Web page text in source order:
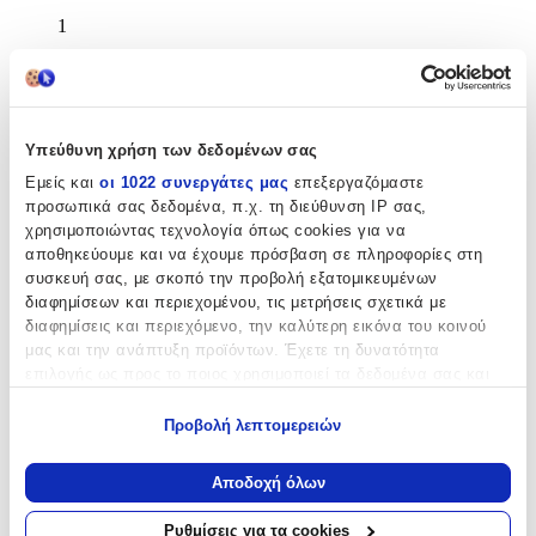
Υπεύθυνη χρήση των δεδομένων σας
Εμείς και οι 1022 συνεργάτες μας επεξεργαζόμαστε
προσωπικά σας δεδομένα, π.χ. τη διεύθυνση IP σας,
χρησιμοποιώντας τεχνολογία όπως cookies για να
αποθηκεύουμε και να έχουμε πρόσβαση σε πληροφορίες στη
συσκευή σας, με σκοπό την προβολή εξατομικευμένων
διαφημίσεων και περιεχομένου, τις μετρήσεις σχετικά με
διαφημίσεις και περιεχόμενο, την καλύτερη εικόνα του κοινού
μας και την ανάπτυξη προϊόντων. Έχετε τη δυνατότητα
Να συλλέξουμε πληροφορίες σχετικά με τη γεωγραφική
σας τοποθεσία, οι οποίες μπορεί να είναι ακριβείς σε
απόσταση μερικών μέτρων
Προβολή λεπτομερειών
Αποδοχή όλων
Ρυθμίσεις για τα cookies
1
Αξιολογήσεις
προστεθούν, θα εμφανιστούν εδώ.
Πώς υπολογίζεται η βαθμολογία
Η τελική βαθμολογία βασίζεται αποκλειστικά σε κριτικές χρηστών
που έχουν πραγματοποιήσει αγορά μέσω SHOPFLIX ή έχουν
επιβεβαιώσει την αγορά τους.
Γράψου στο Νewsletter μας για νέα & προσφορές!